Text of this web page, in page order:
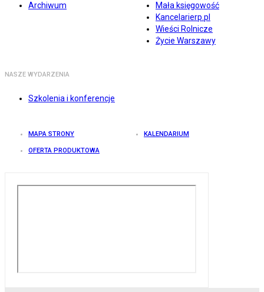
Archiwum
Mała księgowość
Kancelarierp.pl
Wieści Rolnicze
Życie Warszawy
NASZE WYDARZENIA
Szkolenia i konferencje
MAPA STRONY KALENDARIUM
OFERTA PRODUKTOWA